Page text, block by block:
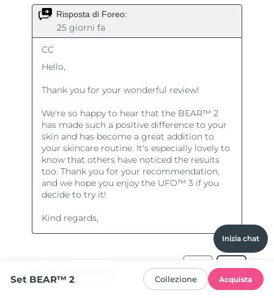
Inizia chat
Set BEAR™ 2 Collezione Acquista